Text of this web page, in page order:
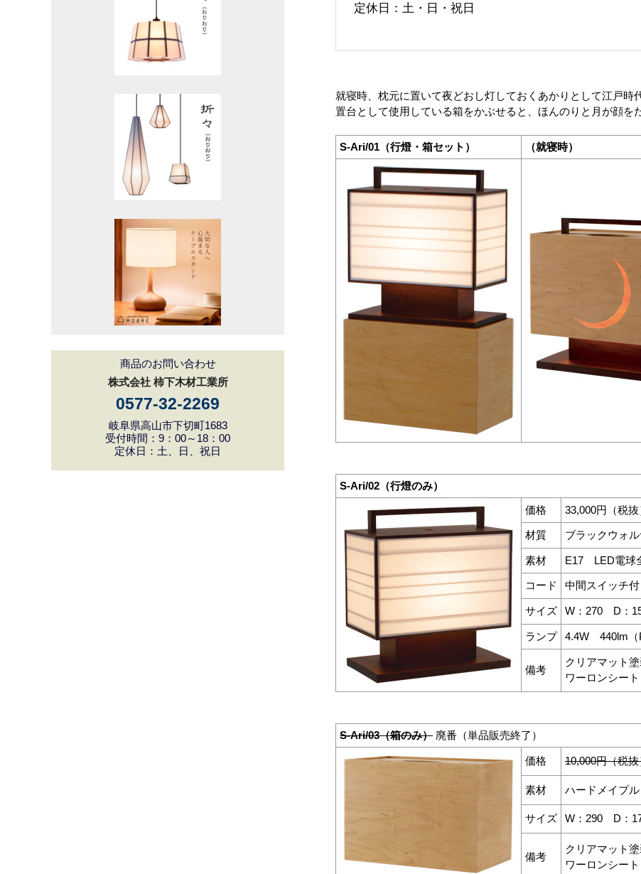
商品のお問い合わせ
株式会社 柿下木材工業所
0577-32-2269
岐阜県高山市下切町1683
受付時間：9：00～18：00
定休日：土、日、祝日
定休日：土・日・祝日
就寝時、枕元に置いて夜どおし灯しておくあかりとして江戸時
置台として使用している箱をかぶせると、ほんのりと月が顔を
S-Ari/01（行燈・箱セット） （就寝時）
S-Ari/02（行燈のみ）
価格
33,000円（税抜
材質 ブラックウォル
素材 E17 LED電球
コード 中間スイッチ
サイズ W：270 D：
ランプ 4.4W 440lm（
備考
クリアマット
ワーロンシート
S-Ari/03（箱のみ） 廃番（単品販売終了）
価格 10,000円（税
素材 ハードメイプル
サイズ W：290 D：
備考
クリアマット
ワーロンシート